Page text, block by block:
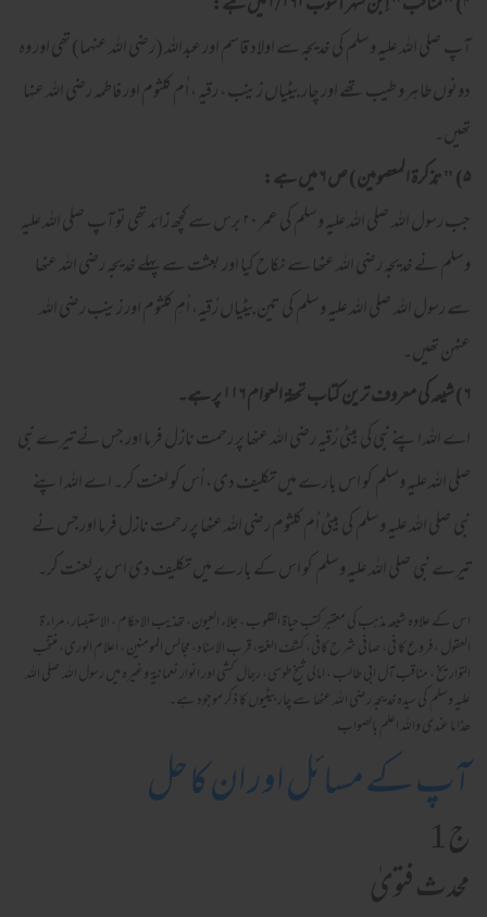
آپ صلی اللہ علیہ وسلم کی خدیجہ سے اولاد قاسم اور عبداللہ (رضی اللہ عنہما) تھی اور وہ
دونوں طاہر و طیب تھے اور چار بیٹیاں زینب ، رقیہ ، اُم کلثوم اور فاطمہ رضی اللہ عنہا
تھیں۔
۵) "تذکرۃ المعصومین) ص
۶میں ہے:
جب رسول اللہ صلی اللہ علیہ وسلم کی عمر ۲۰ برس سے کچھ زائد تھی تو آپ صلی اللہ علیہ
وسلم نے خدیجہ رضی اللہ عنھا سے نکاح کیا اور بعثت سے پہلے خدیجہ رضی اللہ عنھا
سے رسول اللہ صلی اللہ علیہ وسلم کی تین بیٹیاں رُقیہ، اُمِ کلثوم اور زینب رضی اللہ
عنہُن تھیں۔
۶) شیعہ کی معروف ترین کتاب تحفۃ العوام۱۱۶پر ہے۔
اے اللہ اپنے نبی کی بیٹی رُقیہ رضی اللہ عنھا پر رحمت نازل فرما اور جس نے تیرے نبی
صلی اللہ علیہ وسلم کو اس بارے میں تکلیف دی ، اُس کو لعنت کر۔ اے اللہ اپنے
نبی صلی اللہ علیہ وسلم کی بیٹی اُم کلثوم رضی اللہ عنھا پر رحمت نازل فرما اورجس نے
تیرے نبی صلی اللہ علیہ وسلم کو اس کے بارے میں تکلیف دی اس پر لعنت کر۔
اس کے علاوہ شیعہ مذہب کی معتبر کتب حیاۃ القلوب ، جلاء العیون، تھذیب الاحکام ، الاستبصار، مراء ۃ
العقول ، فروع کا فی، صافی شرح کافی، کشف الغمۃ، قرب الاسناد، مجالس المومنین ، اعلام الوری، منتخب
التواریخ ، مناقب آل ابی طالب ، امالی شیخ طوسی، رجال کشی اور انوار نعمانیۃ وغیرہ میں رسول اللہ صلی اللہ
علیہ وسلم کی سیدہ خدیجہ رضی اللہ عنھا سے چار بیٹیوں کا ذکر موجود ہے۔
ھذا ما عندی واللہ اعلم بالصواب
آپ کے مسائل اور ان کا حل
ج 1
محدث فتویٰ